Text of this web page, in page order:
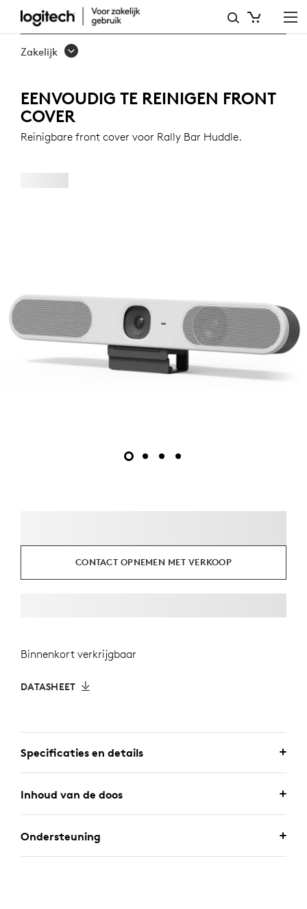
EENVOUDIG
TE
FRONT
COVER
VOOR
RALLY
Zakelijk
EENVOUDIG TE REINIGEN FRONT
COVER
Reinigbare front cover voor Rally Bar Huddle.
CONTACT OPNEMEN MET VERKOOP
Binnenkort verkrijgbaar
DATASHEET
Specificaties en details
Inhoud van de doos
Ondersteuning